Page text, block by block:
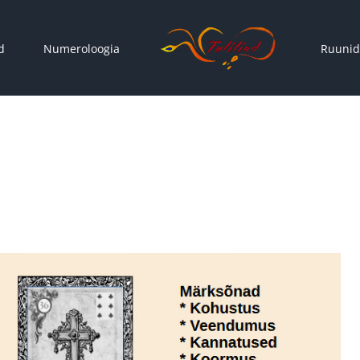
Numeroloogia Ruunid